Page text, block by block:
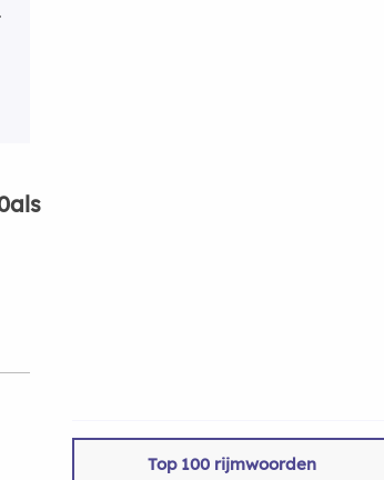
Top 100 rijmwoorden